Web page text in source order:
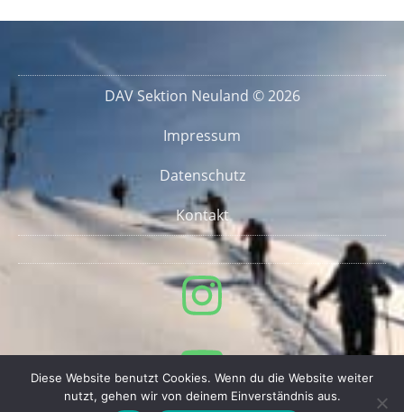
DAV Sektion Neuland © 2026
Impressum
Datenschutz
Kontakt
Diese Website benutzt Cookies. Wenn du die Website weiter
nutzt, gehen wir von deinem Einverständnis aus.